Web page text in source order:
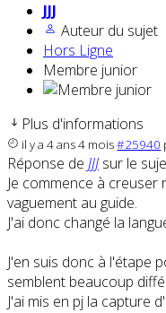
JJJ
Auteur du sujet
Hors Ligne
Membre junior
Plus d'informations
il y a 4 ans 4 mois#25940
Réponse de JJJ sur le
Je commence à
vaguement au guide.
J'ai donc changé la
J'en suis donc à l'étape
semblent beaucoup
J'ai mis en pj la capture